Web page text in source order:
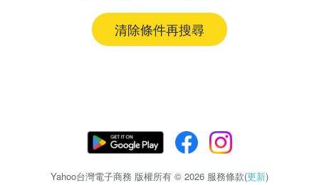
清除條件再搜尋
Yahoo台灣電子商務 版權所有 © 2026 服務條款(更新)